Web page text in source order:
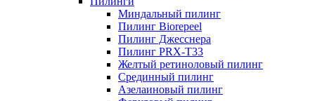
Миндальный пилинг
Пилинг Biorepeel
Пилинг Джесснера
Пилинг PRX-T33
Желтый ретиноловый пилинг
Срединный пилинг
Азелаиновый пилинг